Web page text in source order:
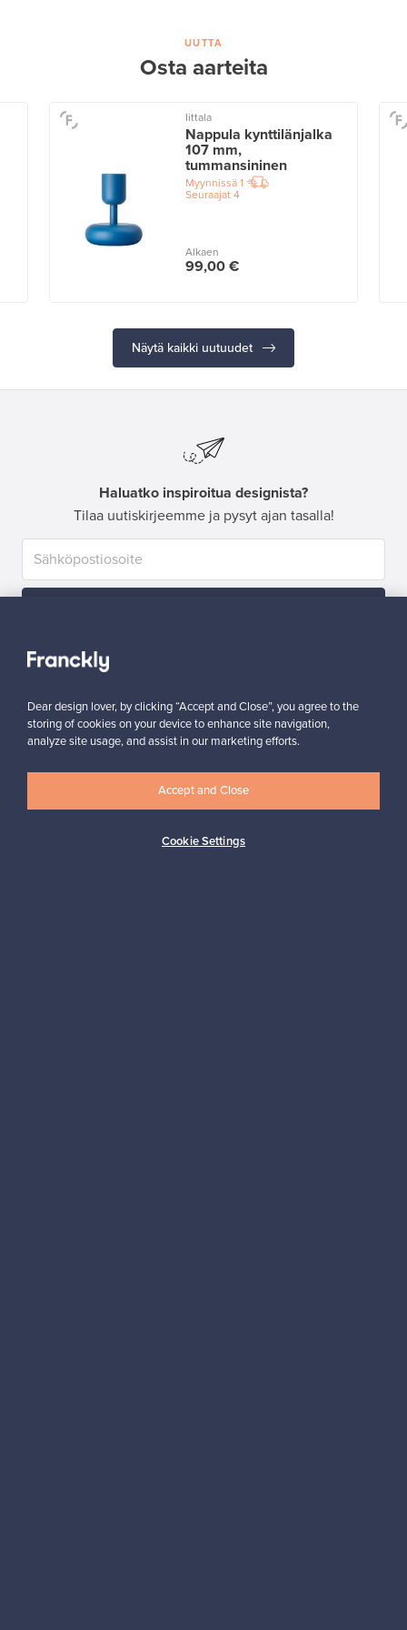
UUTTA
Osta aarteita
Iittala
Nappula kynttilänjalka
107 mm,
tummansininen
Myynnissä1
Seuraajat4
Alkaen
99,00 €
Näytä kaikki uutuudet
Haluatko inspiroitua designista?
Tilaa uutiskirjeemme ja pysyt ajan tasalla!
Aitoa designia Turvalliset maksut
Dear design lover, by clicking “Accept and Close”, you agree to the
storing of cookies on your device to enhance site navigation,
analyze site usage, and assist in our marketing efforts.
Cookie Settings
Accept and Close